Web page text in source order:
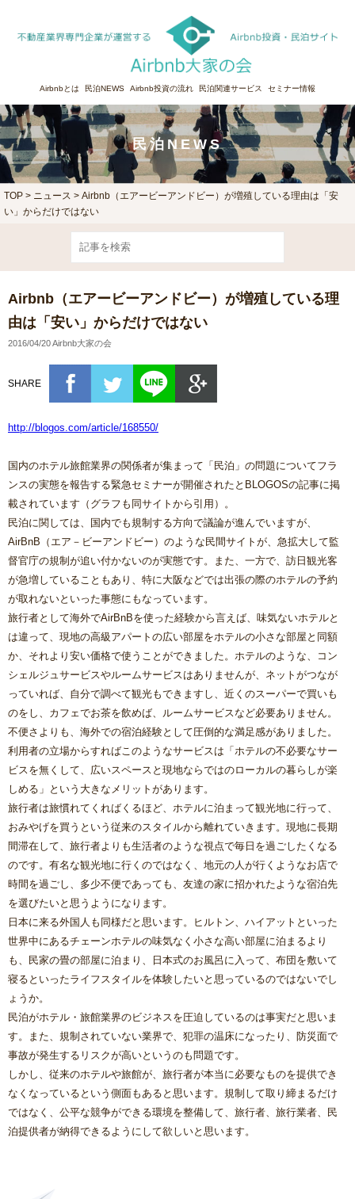
Airbnbとは 民泊NEWS Airbnb投資の流れ 民泊関連サービス セミナー情報
民泊NEWS
TOP > ニュース > Airbnb（エアービーアンドビー）が増殖している理由は「安
い」からだけではない
Airbnb（エアービーアンドビー）が増殖している理
由は「安い」からだけではない
2016/04/20 Airbnb大家の会
SHARE
http://blogos.com/article/168550/
国内のホテル旅館業界の関係者が集まって「民泊」の問題についてフラ
ンスの実態を報告する緊急セミナーが開催されたとBLOGOSの記事に掲
載されています（グラフも同サイトから引用）。
民泊に関しては、国内でも規制する方向で議論が進んでいますが、
AirBnB（エア－ビーアンドビー）のような民間サイトが、急拡大して監
督官庁の規制が追い付かないのが実態です。また、一方で、訪日観光客
が急増していることもあり、特に大阪などでは出張の際のホテルの予約
が取れないといった事態にもなっています。
旅行者として海外でAirBnBを使った経験から言えば、味気ないホテルと
は違って、現地の高級アパートの広い部屋をホテルの小さな部屋と同額
か、それより安い価格で使うことができました。ホテルのような、コン
シェルジュサービスやルームサービスはありませんが、ネットがつなが
っていれば、自分で調べて観光もできますし、近くのスーパーで買いも
のをし、カフェでお茶を飲めば、ルームサービスなど必要ありません。
不便さよりも、海外での宿泊経験として圧倒的な満足感がありました。
利用者の立場からすればこのようなサービスは「ホテルの不必要なサー
ビスを無くして、広いスペースと現地ならではのローカルの暮らしが楽
しめる」という大きなメリットがあります。
旅行者は旅慣れてくればくるほど、ホテルに泊まって観光地に行って、
おみやげを買うという従来のスタイルから離れていきます。現地に長期
間滞在して、旅行者よりも生活者のような視点で毎日を過ごしたくなる
のです。有名な観光地に行くのではなく、地元の人が行くようなお店で
時間を過ごし、多少不便であっても、友達の家に招かれたような宿泊先
を選びたいと思うようになります。
日本に来る外国人も同様だと思います。ヒルトン、ハイアットといった
世界中にあるチェーンホテルの味気なく小さな高い部屋に泊まるより
も、民家の畳の部屋に泊まり、日本式のお風呂に入って、布団を敷いて
寝るといったライフスタイルを体験したいと思っているのではないでし
ょうか。
民泊がホテル・旅館業界のビジネスを圧迫しているのは事実だと思いま
す。また、規制されていない業界で、犯罪の温床になったり、防災面で
事故が発生するリスクが高いというのも問題です。
しかし、従来のホテルや旅館が、旅行者が本当に必要なものを提供でき
なくなっているという側面もあると思います。規制して取り締まるだけ
ではなく、公平な競争ができる環境を整備して、旅行者、旅行業者、民
泊提供者が納得できるようにして欲しいと思います。